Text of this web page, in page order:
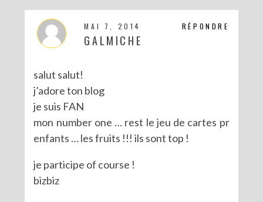
RÉPONDRE
MAI 7, 2014
GALMICHE
salut salut!
j’adore ton blog
je suis FAN
mon number one … rest le jeu de cartes pr
enfants … les fruits !!! ils sont top !
je participe of course !
bizbiz